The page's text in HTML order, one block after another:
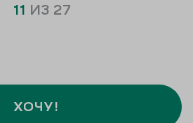
11 ИЗ 27
ХОЧУ!